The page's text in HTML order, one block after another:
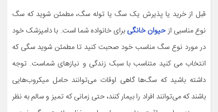
قبل از خرید یا پذیرش یک سگ یا توله سگ، مطمئن شوید که سگ
نوع مناسبی ازحیوان خانگی برای خانواده شما است. با دامپزشک خود
در مورد نوع سگ مناسب خود صحبت کنید تا مطمئن شوید سگی که
انتخاب می کنید متناسب با سبک زندگی و نیازهای شماست. توجه
داشته باشید که سگ‌ها گاهی اوقات می‌توانند حامل میکروب‌هایی
باشند که می‌توانند افراد را بیمار کنند، حتی زمانی که تمیز و سالم به نظر